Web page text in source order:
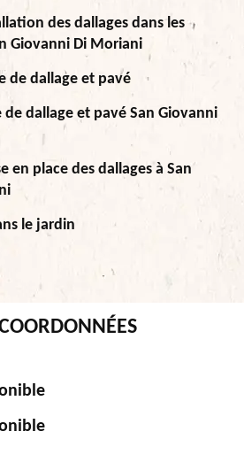
des dallages dans les
Giovanni Di Moriani
de dallage et pavé
de dallage et pavé San Giovanni
en place des dallages à San
le jardin